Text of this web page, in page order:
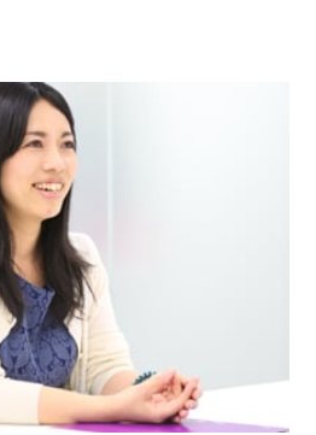
見える化する
イメージ」を見える化する
イメージ
ングの大切さ
のパターン
資金はいくら必要か
える化する
創る
化する
える化する